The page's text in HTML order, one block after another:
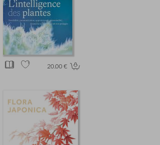
20.00 €